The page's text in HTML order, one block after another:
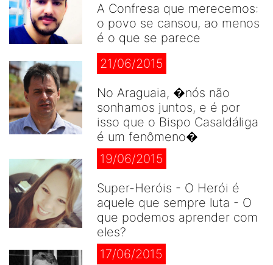
A Confresa que merecemos:
o povo se cansou, ao menos
é o que se parece
21/06/2015
No Araguaia, �nós não
sonhamos juntos, e é por
isso que o Bispo Casaldáliga
é um fenômeno�
19/06/2015
Super-Heróis - O Herói é
aquele que sempre luta - O
que podemos aprender com
eles?
17/06/2015